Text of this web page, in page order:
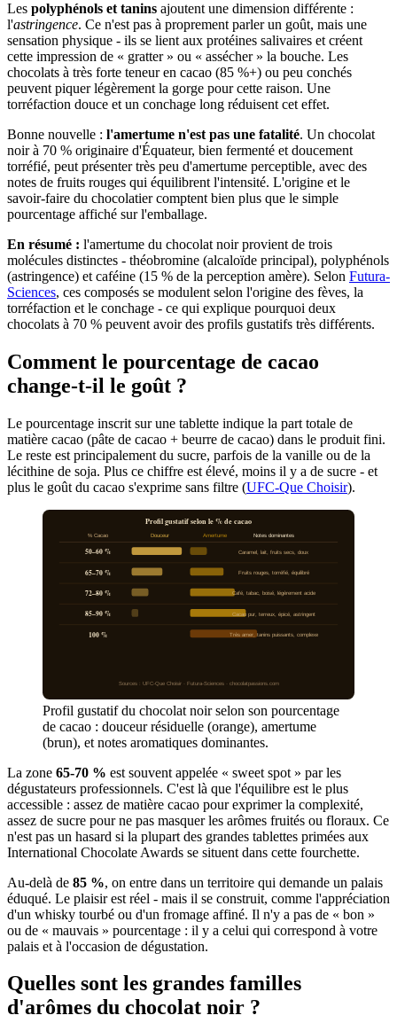
Les polyphénols et tanins ajoutent une dimension différente :
l'astringence. Ce n'est pas à proprement parler un goût, mais une
sensation physique - ils se lient aux protéines salivaires et créent
cette impression de « gratter » ou « assécher » la bouche. Les
chocolats à très forte teneur en cacao (85 %+) ou peu conchés
peuvent piquer légèrement la gorge pour cette raison. Une
torréfaction douce et un conchage long réduisent cet effet.
Bonne nouvelle : l'amertume n'est pas une fatalité. Un chocolat
noir à 70 % originaire d'Équateur, bien fermenté et doucement
torréfié, peut présenter très peu d'amertume perceptible, avec des
notes de fruits rouges qui équilibrent l'intensité. L'origine et le
savoir-faire du chocolatier comptent bien plus que le simple
pourcentage affiché sur l'emballage.
En résumé : l'amertume du chocolat noir provient de trois
molécules distinctes - théobromine (alcaloïde principal), polyphénols
(astringence) et caféine (15 % de la perception amère). Selon Futura-
Sciences, ces composés se modulent selon l'origine des fèves, la
torréfaction et le conchage - ce qui explique pourquoi deux
chocolats à 70 % peuvent avoir des profils gustatifs très différents.
Comment le pourcentage de cacao
change-t-il le goût ?
Le pourcentage inscrit sur une tablette indique la part totale de
matière cacao (pâte de cacao + beurre de cacao) dans le produit fini.
Le reste est principalement du sucre, parfois de la vanille ou de la
lécithine de soja. Plus ce chiffre est élevé, moins il y a de sucre - et
plus le goût du cacao s'exprime sans filtre (UFC-Que Choisir).
Profil gustatif selon le % de cacao
% Cacao Douceur Amertume Notes dominantes
50–60 % Caramel, lait, fruits secs, doux
65–70 % Fruits rouges, torréfié, équilibré
72–80 % Café, tabac, boisé, légèrement acide
85–90 % Cacao pur, terreux, épicé, astringent
100 % Très amer, tanins puissants, complexe
Sources : UFC-Que Choisir · Futura-Sciences · chocolatpassions.com
Profil gustatif du chocolat noir selon son pourcentage
de cacao : douceur résiduelle (orange), amertume
(brun), et notes aromatiques dominantes.
La zone 65-70 % est souvent appelée « sweet spot » par les
dégustateurs professionnels. C'est là que l'équilibre est le plus
accessible : assez de matière cacao pour exprimer la complexité,
assez de sucre pour ne pas masquer les arômes fruités ou floraux. Ce
n'est pas un hasard si la plupart des grandes tablettes primées aux
International Chocolate Awards se situent dans cette fourchette.
Au-delà de 85 %, on entre dans un territoire qui demande un palais
éduqué. Le plaisir est réel - mais il se construit, comme l'appréciation
d'un whisky tourbé ou d'un fromage affiné. Il n'y a pas de « bon »
ou de « mauvais » pourcentage : il y a celui qui correspond à votre
palais et à l'occasion de dégustation.
Quelles sont les grandes familles
d'arômes du chocolat noir ?